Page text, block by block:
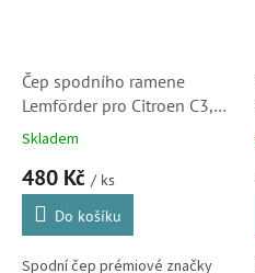
Čep spodního ramene
Lemförder pro Citroen C3,
C3 Picasso a C3 Pluriel
Skladem
480 Kč / ks
Do košíku
Spodní čep prémiové značky